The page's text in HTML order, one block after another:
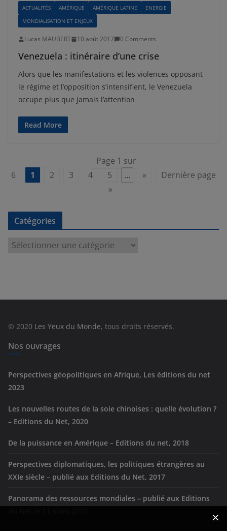
ACTUALITÉS AMÉRIQUE AMÉRIQUE LATINE
ENERGIE
MONDIALISATION ET ENJEUX
Lucas MAUBERT 10 août 2017 0 Comments
Venezuela : itinéraire d’une crise
Alors que les manifestations et les violences opposant
le régime et l’opposition s’intensifient, le Venezuela
occupe plus que jamais l’attention
Read More
Page 1 sur
6
1 2 3 4 5 … »
Dernière page
»
Catégories
e
© 2020 Les Yeux du Monde, tous droits réservés.
Nos ouvrages
Perspectives géopolitiques en Afrique, Les éditions du net
2023
Les nouvelles routes de la soie chinoises : quelle évolution ?
– Editions du Net, 2020
De la puissance en Amérique – Editions du net, 2018
Perspectives diplomatiques, les politiques étrangères au
XXIe siècle – publié aux Editions du Net, 2017
Panorama des ressources mondiales – publié aux Editions